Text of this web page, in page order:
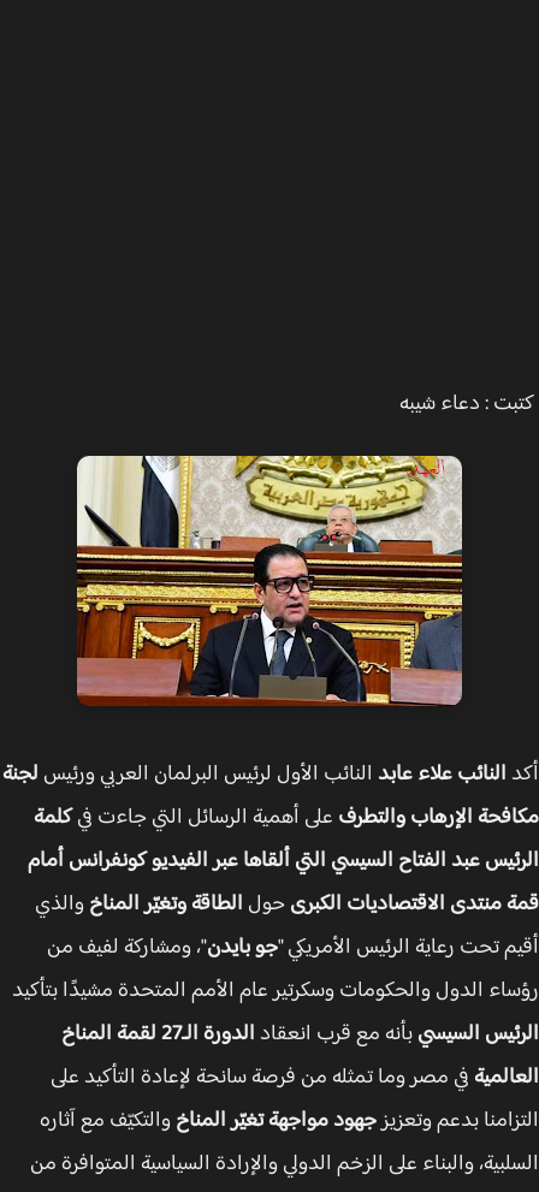
: دعاء شيبه
النائب علاء عابدالنائب الأول لرئيس البرلمان العربي ورئيسلجنة
الإرهاب والتطرفعلى أهمية الرسائل التي جاءت في كلمة
عبد الفتاح السيسي التي ألقاها عبر الفيديو كونفرانس أمام
منتدى الاقتصاديات الكبرىحولالطاقة وتغيّر المناخوالذي
تحت رعاية الرئيس الأمريكي "جو بايدن"، ومشاركة لفيف من
الدول والحكومات وسكرتير عام الأمم المتحدة مشيدًا بتأكيد
السيسيبأنه مع قرب انعقاد
الدورة الـ27 لقمة المناخ
في مصر وما تمثله من فرصة سانحة لإعادة التأكيد على
بدعم وتعزيزجهود مواجهة تغيّر المناخوالتكيّف مع آثاره
والبناء على الزخم الدولي والإرادة السياسية المتوافرة من